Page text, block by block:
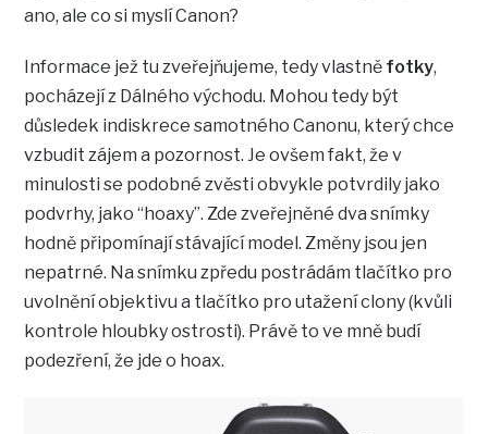
ano, ale co si myslí Canon?
Informace jež tu zveřejňujeme, tedy vlastně fotky,
pocházejí z Dálného východu. Mohou tedy být
důsledek indiskrece samotného Canonu, který chce
vzbudit zájem a pozornost. Je ovšem fakt, že v
minulosti se podobné zvěsti obvykle potvrdily jako
podvrhy, jako “hoaxy”. Zde zveřejněné dva snímky
hodně připomínají stávající model. Změny jsou jen
nepatrné. Na snímku zpředu postrádám tlačítko pro
uvolnění objektivu a tlačítko pro utažení clony (kvůli
kontrole hloubky ostrosti). Právě to ve mně budí
podezření, že jde o hoax.